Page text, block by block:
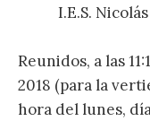
I.E.S.
Reunidos, a las
2018 (para la
hora del lunes,